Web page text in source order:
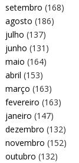
setembro (168)
agosto (186)
julho (137)
junho (131)
maio (164)
abril (153)
março (163)
fevereiro (163)
janeiro (147)
dezembro (132)
novembro (152)
outubro (132)